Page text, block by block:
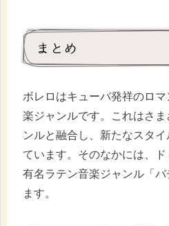
まとめ
ボレロはキューバ発祥のロ
楽ジャンルです。これはさ
ンルと融合し、新たなスタ
ています。そのなかには、
有名ラテン音楽ジャンル「
ます。